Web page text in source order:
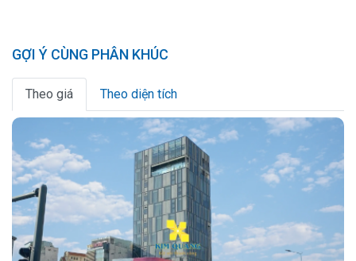
GỢI Ý CÙNG PHÂN KHÚC
Theo giá Theo diện tích